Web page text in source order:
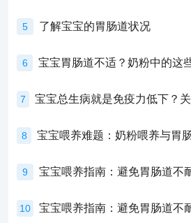
5 了解宝宝的胃肠道状况
6
7
8
9 宝宝喂养指南：避免胃肠道不
10 宝宝喂养指南：避免胃肠道不